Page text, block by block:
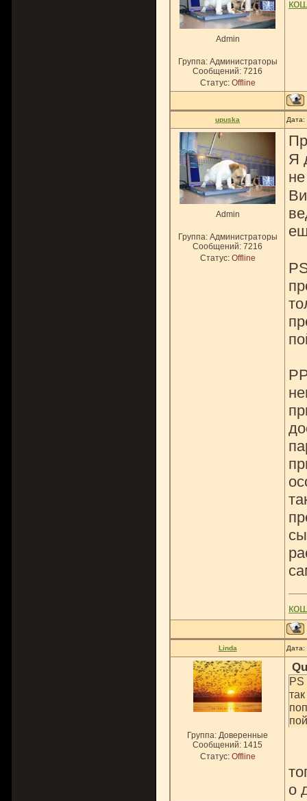
Admin
Группа: Администраторы
Сообщений: 7216
Статус: Offline
upuska
Admin
Группа: Администраторы
Сообщений: 7216
Статус: Offline
Я
Linda
Группа: Доверенные
Сообщений: 1415
Статус: Offline
PS
о